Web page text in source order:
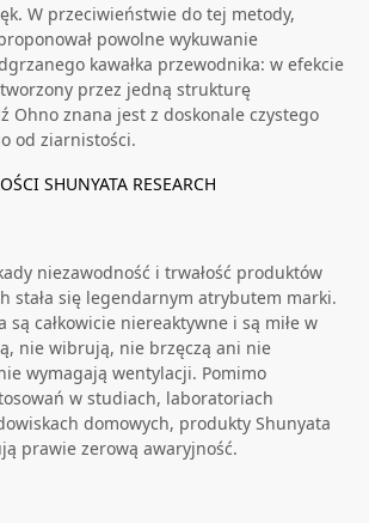
W przeciwieństwie do tej metody,
powolne wykuwanie
kawałka przewodnika: w efekcie
przez jedną strukturę
Ohno znana jest z doskonale czystego
od ziarnistości.
SHUNYATA RESEARCH
niezawodność i trwałość produktów
stała się legendarnym atrybutem marki.
są całkowicie niereaktywne i są miłe w
nie wibrują, nie brzęczą ani nie
wymagają wentylacji. Pomimo
w studiach, laboratoriach
domowych, produkty Shunyata
prawie zerową awaryjność.